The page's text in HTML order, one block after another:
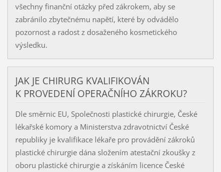
všechny finanční otázky před zákrokem, aby se
zabránilo zbytečnému napětí, které by odvádělo
pozornost a radost z dosaženého kosmetického
výsledku.
JAK JE CHIRURG KVALIFIKOVÁN
K PROVEDENÍ OPERAČNÍHO ZÁKROKU?
Dle směrnic EU, Společnosti plastické chirurgie, České
lékařské komory a Ministerstva zdravotnictví České
republiky je kvalifikace lékaře pro provádění zákroků
plastické chirurgie dána složením atestační zkoušky z
oboru plastické chirurgie a získáním licence České